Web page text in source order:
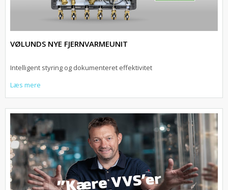
VØLUNDS NYE FJERNVARMEUNIT
Intelligent styring og dokumenteret effektivitet
Læs mere